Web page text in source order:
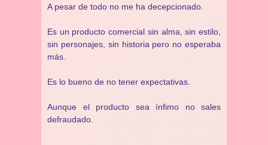
A pesar de todo no me ha decepcionado.
Es un producto comercial sin alma, sin estilo,
sin personajes, sin historia pero no esperaba
más.
Es lo bueno de no tener expectativas.
Aunque el producto sea ínfimo no sales
defraudado.